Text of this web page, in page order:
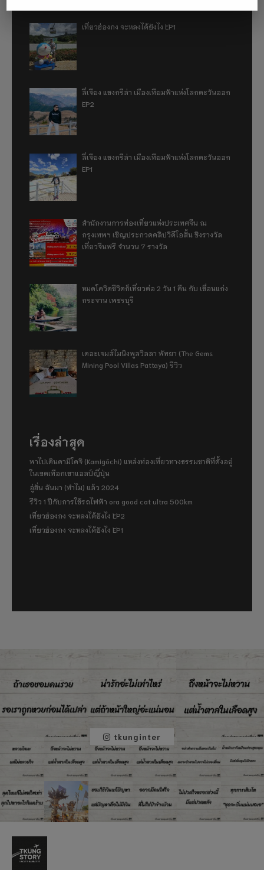
เที่ยวฮ่องกง จะหลงได้ยังไง EP1
ลี่เจียง แชงกรีล่า เมืองเทียมฟ้าแห่งโลกตะวันออก
EP2
ลี่เจียง แชงกรีล่า เมืองเทียมฟ้าแห่งโลกตะวันออก
EP1
สำนักงานการท่องเที่ยวแห่งประเทศจีน ณ
กรุงเทพฯ เชิญประกวดคลิปวิดีโอสั้น ชิงรางวัล
เที่ยวจีนฟรี จำนวน 7 รางวัล
หมดโควิดชีวิตก็เที่ยวต่อ 2 วัน 1 คืน กับ เขื่อนแก่ง
กระจาน เพชรบุรี
เดอะเจมส์ไมนิงพูลวิลลา พัทยา (The Gems
Mining Pool Villas Pattaya) รีวิว
เรื่องล่าสุด
พาไปเดินคามิโคจิ (Kamigōchi) แหล่งท่องเที่ยวทางธรรมชาติที่ตั้งอยู่
ในเขตเทือกเขาแอลป์ญี่ปุ่น
อู่ฮั่น ฉันมา (ทำไม) แล้ว 2024
รีวิว 1 ปีกับการใช้รถไฟฟ้า ora good cat ultra 500km
เที่ยวฮ่องกง จะหลงได้ยังไง EP2
เที่ยวฮ่องกง จะหลงได้ยังไง EP1
tkunginter